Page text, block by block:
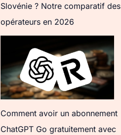
Slovénie ? Notre comparatif des
opérateurs en 2026
Comment avoir un abonnement
ChatGPT Go gratuitement avec